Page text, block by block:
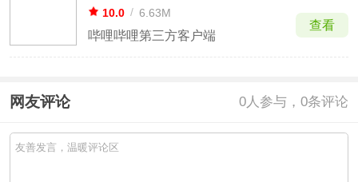
10.0 / 6.63M
哔哩哔哩第三方客户端
查看
网友评论 0人参与，0条评论